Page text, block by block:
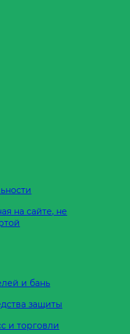
на сайте, не
и бань
защиты
и торговли